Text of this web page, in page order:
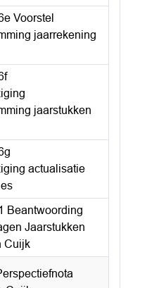
Voorstel
jaarrekening
jaarstukken
actualisatie
Beantwoording
Jaarstukken
Cuijk